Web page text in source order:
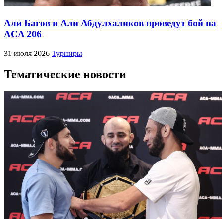
Али Багов и Али Абдулхаликов проведут бой на
ACA 206
31 июля 2026 Турниры
Тематические новости